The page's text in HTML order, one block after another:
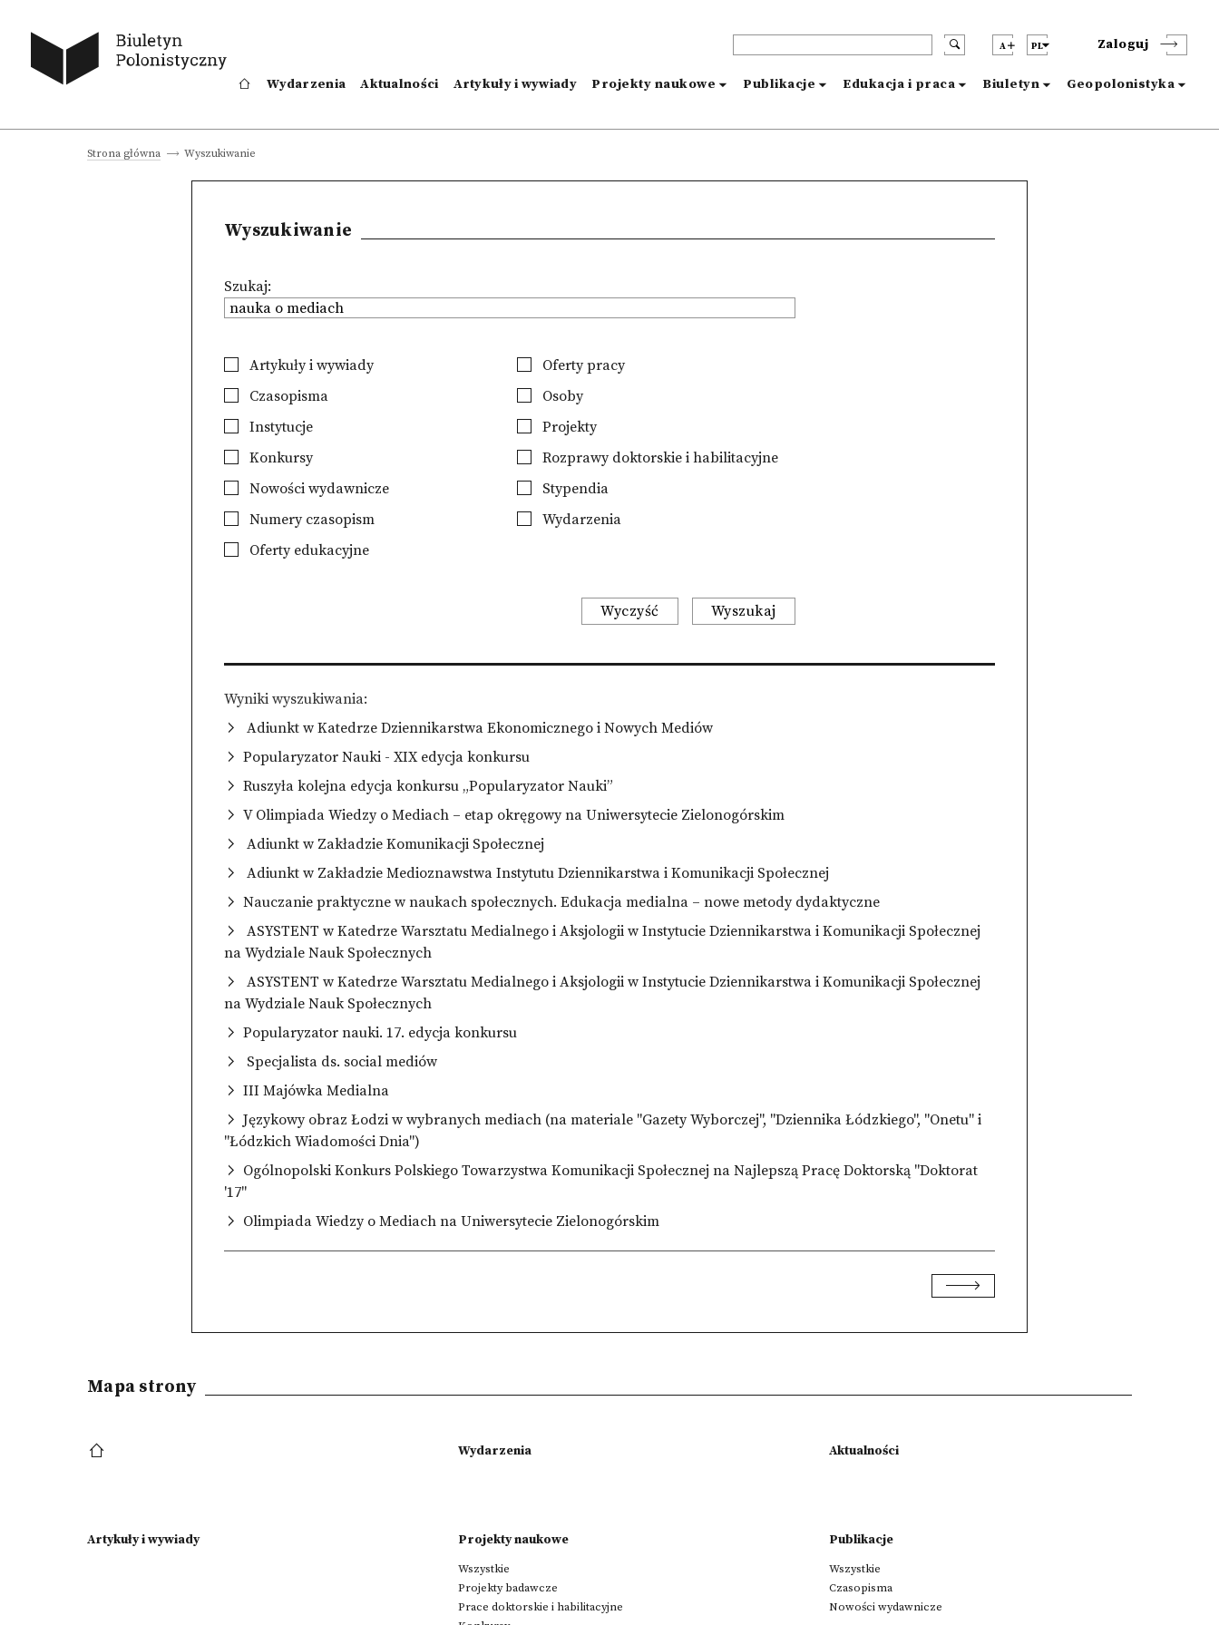
A PL Zaloguj
Wydarzenia Aktualności Artykuły i wywiady Projekty naukowe Publikacje Edukacja i praca Biuletyn Geopolonistyka
Strona główna Wyszukiwanie
Wyszukiwanie
Szukaj:
Artykuły i wywiady
Czasopisma
Instytucje
Konkursy
Nowości wydawnicze
Numery czasopism
Oferty edukacyjne
Oferty pracy
Osoby
Projekty
Rozprawy doktorskie i habilitacyjne
Stypendia
Wydarzenia
Wyczyść Wyszukaj
Wyniki wyszukiwania
Adiunkt w Katedrze Dziennikarstwa Ekonomicznego i Nowych Mediów
Popularyzator Nauki - XIX edycja konkursu
Ruszyła kolejna edycja konkursu „Popularyzator Nauki”
V Olimpiada Wiedzy o Mediach – etap okręgowy na Uniwersytecie Zielonogórskim
Adiunkt w Zakładzie Komunikacji Społecznej
Adiunkt w Zakładzie Medioznawstwa Instytutu Dziennikarstwa i Komunikacji Społecznej
Nauczanie praktyczne w naukach społecznych. Edukacja medialna – nowe metody dydaktyczne
ASYSTENT w Katedrze Warsztatu Medialnego i Aksjologii w Instytucie Dziennikarstwa i Komunikacji Społecznej
na Wydziale Nauk Społecznych
ASYSTENT w Katedrze Warsztatu Medialnego i Aksjologii w Instytucie Dziennikarstwa i Komunikacji Społecznej
na Wydziale Nauk Społecznych
Popularyzator nauki. 17. edycja konkursu
Specjalista ds. social mediów
III Majówka Medialna
Językowy obraz Łodzi w wybranych mediach (na materiale "Gazety Wyborczej", "Dziennika Łódzkiego", "Onetu" i
"Łódzkich Wiadomości Dnia")
Ogólnopolski Konkurs Polskiego Towarzystwa Komunikacji Społecznej na Najlepszą Pracę Doktorską "Doktorat
'17"
Olimpiada Wiedzy o Mediach na Uniwersytecie Zielonogórskim
Mapa strony
Wydarzenia Aktualności
Artykuły i wywiady Projekty naukowe
Wszystkie
Projekty badawcze
Prace doktorskie i habilitacyjne
Publikacje
Wszystkie
Czasopisma
Nowości wydawnicze